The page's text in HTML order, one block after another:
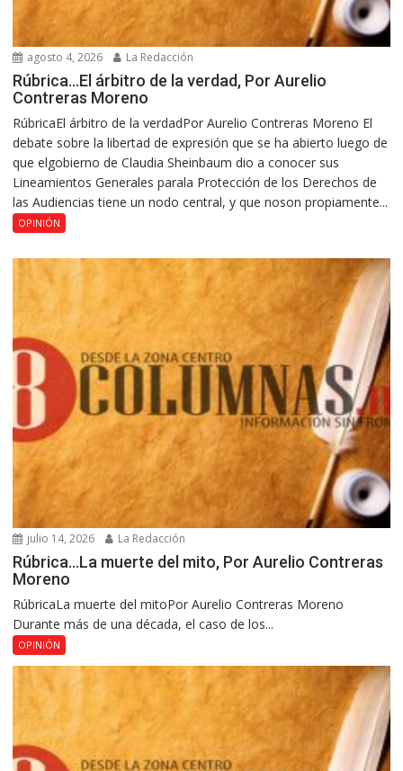
agosto 4, 2026 La Redacción
Rúbrica…El árbitro de la verdad, Por Aurelio
Contreras Moreno
RúbricaEl árbitro de la verdadPor Aurelio Contreras Moreno El
debate sobre la libertad de expresión que se ha abierto luego de
que elgobierno de Claudia Sheinbaum dio a conocer sus
Lineamientos Generales parala Protección de los Derechos de
las Audiencias tiene un nodo central, y que noson propiamente...
OPINIÓN
julio 14, 2026 La Redacción
Rúbrica…La muerte del mito, Por Aurelio Contreras
Moreno
RúbricaLa muerte del mitoPor Aurelio Contreras Moreno
Durante más de una década, el caso de los...
OPINIÓN